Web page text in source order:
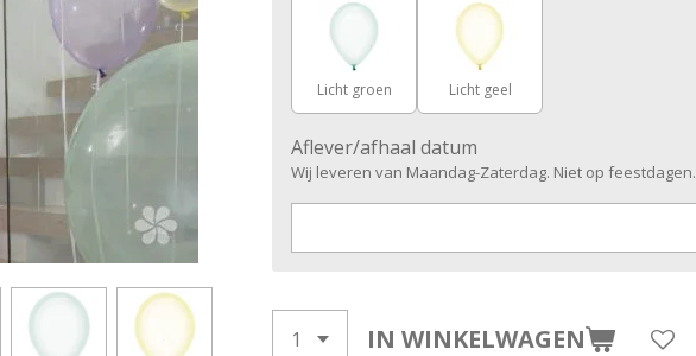
Licht groen Licht geel
Aflever/afhaal datum
Wij leveren van Maandag-Zaterdag. Niet op feestdagen.
IN WINKELWAGEN